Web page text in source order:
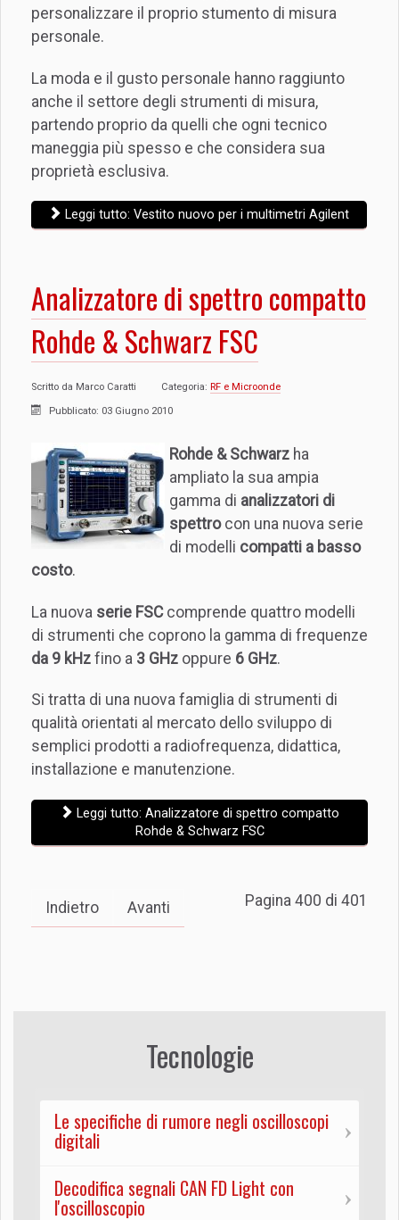
personalizzare il proprio stumento di misura
personale.
La moda e il gusto personale hanno raggiunto
anche il settore degli strumenti di misura,
partendo proprio da quelli che ogni tecnico
maneggia più spesso e che considera sua
proprietà esclusiva.
Leggi tutto: Vestito nuovo per i multimetri Agilent
Analizzatore di spettro compatto
Rohde & Schwarz FSC
Scritto da Marco Caratti Categoria: RF e Microonde
Pubblicato: 03 Giugno 2010
Rohde & Schwarz ha
ampliato la sua ampia
gamma di analizzatori di
spettrocon una nuova serie
di modelli compatti a basso
costo.
La nuova serie FSCcomprende quattro modelli
di strumenti che coprono la gamma di frequenze
da 9 kHz fino a 3 GHz oppure 6 GHz.
Si tratta di una nuova famiglia di strumenti di
qualità orientati al mercato dello sviluppo di
semplici prodotti a radiofrequenza, didattica,
installazione e manutenzione.
Leggi tutto: Analizzatore di spettro compatto
Rohde & Schwarz FSC
Pagina 400 di 401
Indietro Avanti
Tecnologie
Le specifiche di rumore negli oscilloscopi
digitali
Decodifica segnali CAN FD Light con
l'oscilloscopio